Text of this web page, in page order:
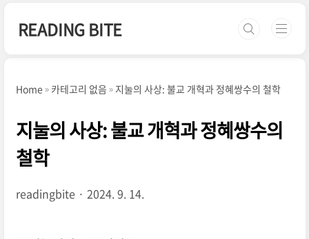
READING BITE
Home 카테고리 없음 지눌의 사상: 불교 개혁과 정혜쌍수의 철학
지눌의 사상: 불교 개혁과 정혜쌍수의
철학
readingbite 2024. 9. 14.